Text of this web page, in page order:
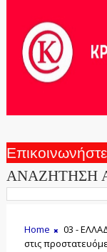
ΑΝΑΖΗΤΗΣΗ
Home 03 -
στις